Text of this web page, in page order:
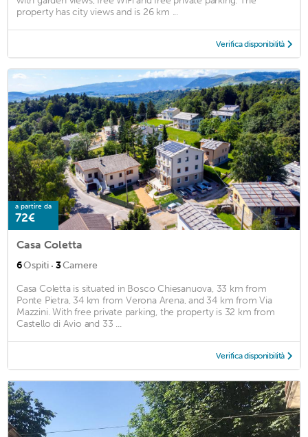
property has city views and is 26 km ...
Verifica disponibilità
a partire da
72€
Casa Coletta
6Ospiti · 3Camere
Casa Coletta is situated in Bosco Chiesanuova, 33 km from
Ponte Pietra, 34 km from Verona Arena, and 34 km from Via
Mazzini. With free private parking, the property is 32 km from
Castello di Avio and 33 ...
Verifica disponibilità